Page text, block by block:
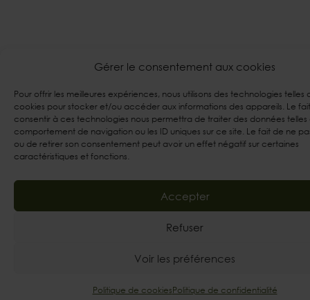
Gérer le consentement aux cookies
Pour offrir les meilleures expériences, nous utilisons des technologies telles
cookies pour stocker et/ou accéder aux informations des appareils. Le
consentir à ces technologies nous permettra de traiter des données telles
comportement de navigation ou les ID uniques sur ce site. Le fait de ne
ou de retirer son consentement peut avoir un effet négatif sur certaines
caractéristiques et fonctions.
Accepter
Refuser
Voir les préférences
Politique de cookiesPolitique de confidentialité